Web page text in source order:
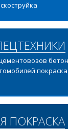
ПОКРАСКА